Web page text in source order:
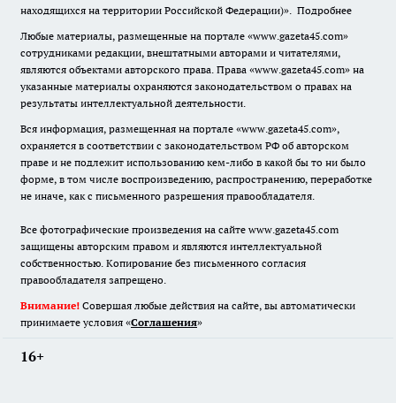
находящихся на территории Российской Федерации)». Подробнее
Любые материалы, размещенные на портале «www.gazeta45.com»
сотрудниками редакции, внештатными авторами и читателями,
являются объектами авторского права. Права «www.gazeta45.com» на
указанные материалы охраняются законодательством о правах на
результаты интеллектуальной деятельности.
Вся информация, размещенная на портале «www.gazeta45.com»,
охраняется в соответствии с законодательством РФ об авторском
праве и не подлежит использованию кем-либо в какой бы то ни было
форме, в том числе воспроизведению, распространению, переработке
не иначе, как с письменного разрешения правообладателя.
Все фотографические произведения на сайте www.gazeta45.com
защищены авторским правом и являются интеллектуальной
собственностью. Копирование без письменного согласия
правообладателя запрещено.
Внимание! Совершая любые действия на сайте, вы автоматически
принимаете условия «Cоглашения»
16+